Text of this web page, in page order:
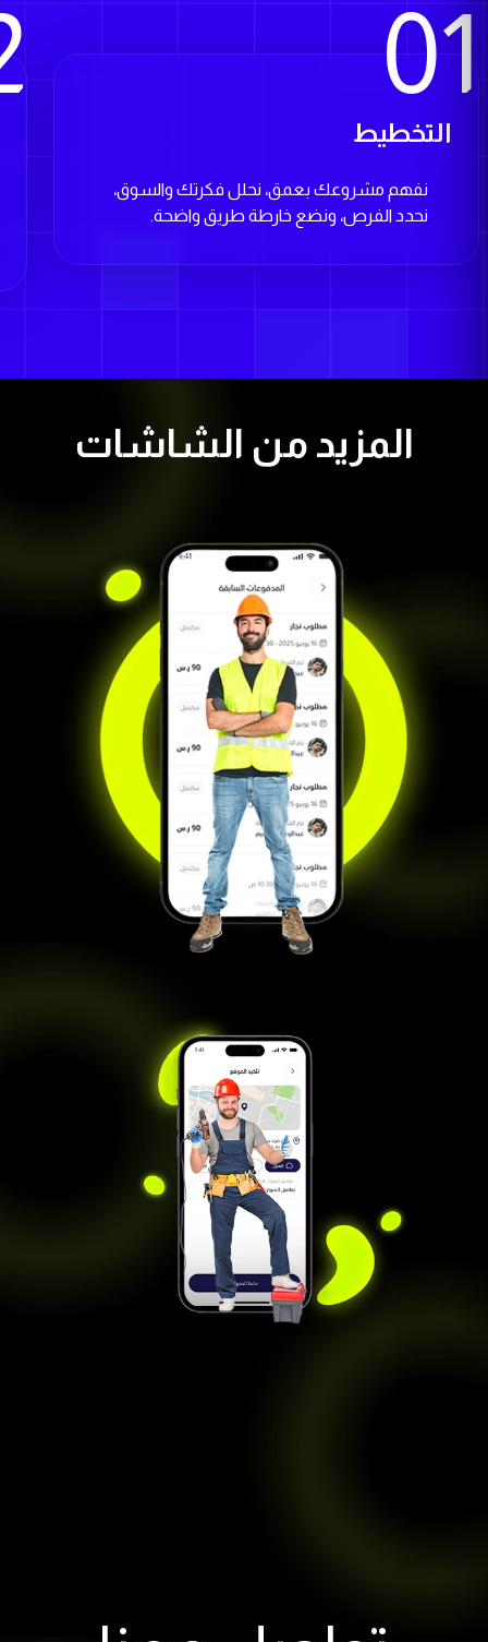
01
التخطيط
نفهم مشروعك بعمق، نحلل فكرتك والسوق،
نحدد الفرص، ونضع خارطة طريق واضحة.
المزيد من الشاشات